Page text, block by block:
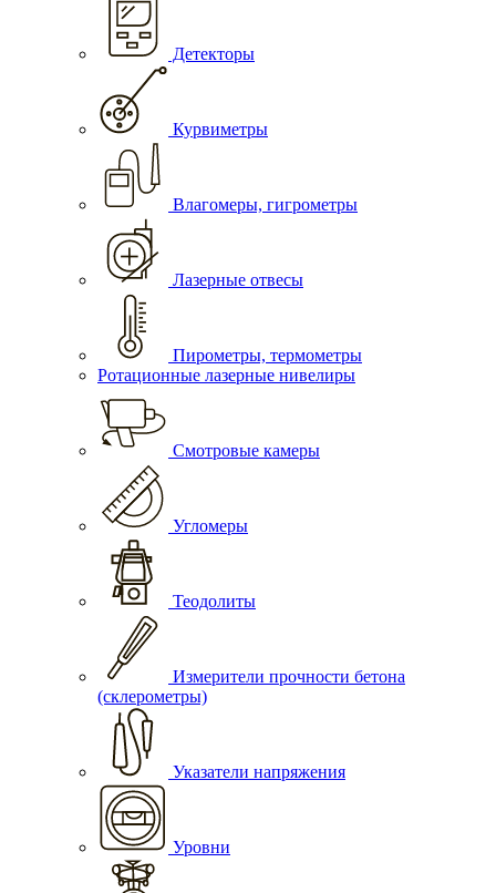
Детекторы
Курвиметры
Влагомеры, гигрометры
Лазерные отвесы
Пирометры, термометры
Ротационные лазерные нивелиры
Смотровые камеры
Угломеры
Теодолиты
Измерители прочности бетона
(склерометры)
Указатели напряжения
Уровни